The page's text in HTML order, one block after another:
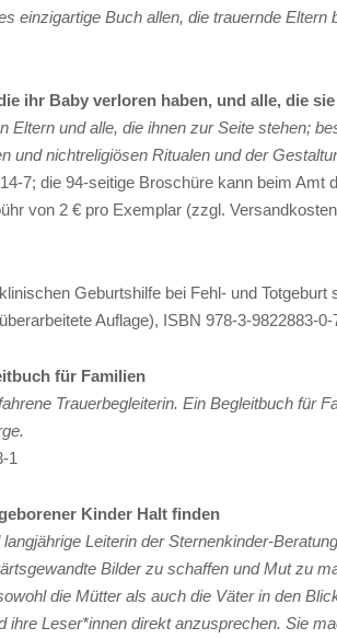
einzigartige Buch allen, die trauernde
ihr Baby verloren haben, und alle, die
Eltern und alle, die ihnen zur Seite stehen;
und nichtreligiösen Ritualen und der
7; die 94-seitige Broschüre kann beim
von 2 € pro Exemplar (zzgl.
Geburtshilfe bei Fehl- und Totgeburt
Auflage), ISBN 978-3-9822883-0-
für Familien
Trauerbegleiterin. Ein Begleitbuch für
1
Kinder Halt finden
Leiterin der Sternenkinder-
Bilder zu schaffen und Mut zu
die Mütter als auch die Väter in den
Leser*innen direkt anzusprechen. Sie